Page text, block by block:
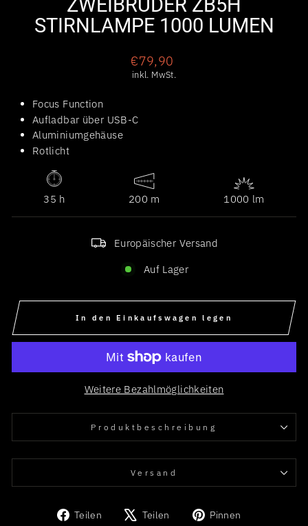
ZWEIBRÜDER ZB5H
STIRNLAMPE 1000 LUMEN
Normaler
Preis
€79,90
inkl. MwSt.
Focus Function
Aufladbar über USB-C
Aluminiumgehäuse
Rotlicht
35 h 200 m 1000 lm
Europäischer Versand
Auf Lager
In den Einkaufswagen legen
Weitere Bezahlmöglichkeiten
Produkt­beschreibung
Versand
Teilen
Auf
Teilen
Auf
Pinnen